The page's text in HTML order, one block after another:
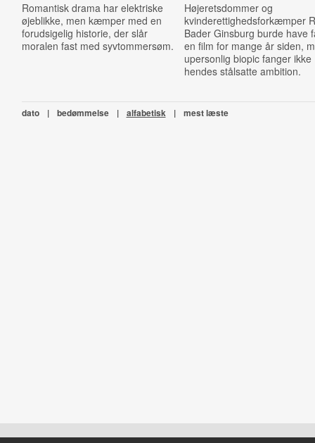
Romantisk drama har elektriske
øjeblikke, men kæmper med en
forudsigelig historie, der slår
moralen fast med syvtommersøm.
Højeretsdommer og
kvinderettighedsforkæmper
Bader Ginsburg burde have
en film for mange år siden,
upersonlig biopic fanger ikke
hendes stålsatte ambition.
dato | bedømmelse | alfabetisk | mest læste